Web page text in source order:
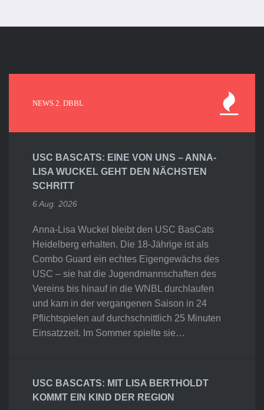
NEWS 2. DBBL
USC BASCATS: EINE VON UNS – ANNA-
LISA WUCKEL GEHT DEN NÄCHSTEN
SCHRITT
6 Aug. 2026
Anna-Lisa Wuckel bleibt den USC BasCats
Heidelberg erhalten. Die 18-Jährige ist als
Combo Guard ein echtes Eigengewächs des
USC – sie hat die Jugendmannschaften des
Vereins bis hinauf in die WNBL durchlaufen
und kam in der vergangenen Saison in 24
Pflichtspielen auf durchschnittlich 25 Minuten
Einsatzzeit. Im Sommer spielte sie…
USC BASCATS: MIT LISA BERTHOLDT
KOMMT EIN KIND DER REGION